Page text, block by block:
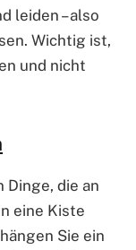
leiden – also
Wichtig ist,
und nicht
Dinge, die an
eine Kiste
Sie ein